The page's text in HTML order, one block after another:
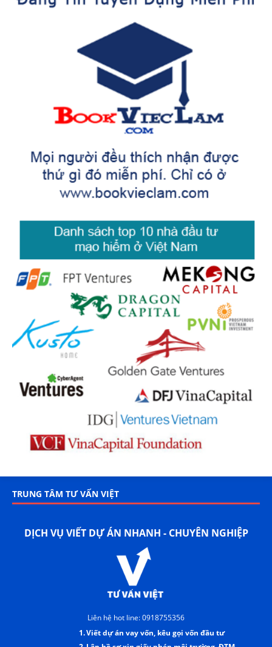
TRUNG TÂM TƯ VẤN VIỆT
DỊCH VỤ VIẾT DỰ ÁN NHANH - CHUYÊN NGHIỆP
Liên hệ hot line: 0918755356
1.Viết dự án vay vốn, kêu gọi vốn đầu tư